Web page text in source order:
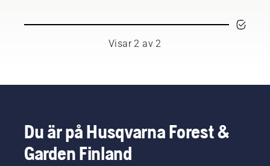
att du
eller till
nya
uppgifter
för
som du
du har
framför
dig. Det
är enkelt
Visar 2 av 2
Du är på Husqvarna Forest &
Garden Finland